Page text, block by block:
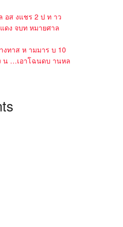
อส งแชร 2 ป ท าว
ดง จบท หมายศาล
งทาส ห ามมาร บ 10
น …เอาโฉนดบ านหล